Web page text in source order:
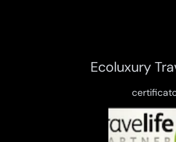
Ecoluxury